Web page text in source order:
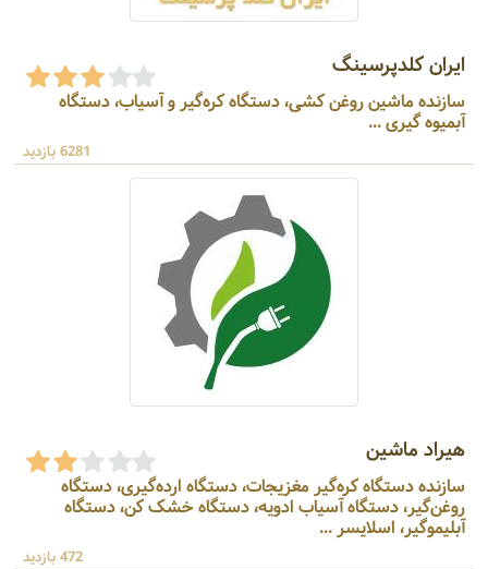
ایران کلدپرسینگ
سازنده ماشین روغن کشی، دستگاه کره‌گیر و آسیاب، دستگاه
آبمیوه گیری ...
6281 بازدید
هیراد ماشین
سازنده دستگاه کره‌گیر مغزیجات، دستگاه ارده‌گیری، دستگاه
روغن‌گیر، دستگاه آسیاب ادویه، دستگاه خشک کن، دستگاه
آبلیموگیر، اسلایسر ...
472 بازدید